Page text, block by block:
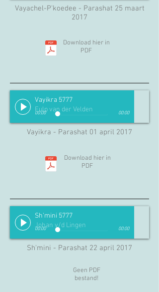
Vayachel-P'koedee - Parashat 25 maart
2017
Download hier in
PDF
Vayikra 5777
Fulp van der Velden
00:00 00:00
Vayikra - Parashat 01 april 2017
Download hier in
PDF
Sh'mini 5777
Johan v/d Lingen
00:00 00:00
Sh'mini - Parashat 22 april 2017
Geen PDF
bestand!